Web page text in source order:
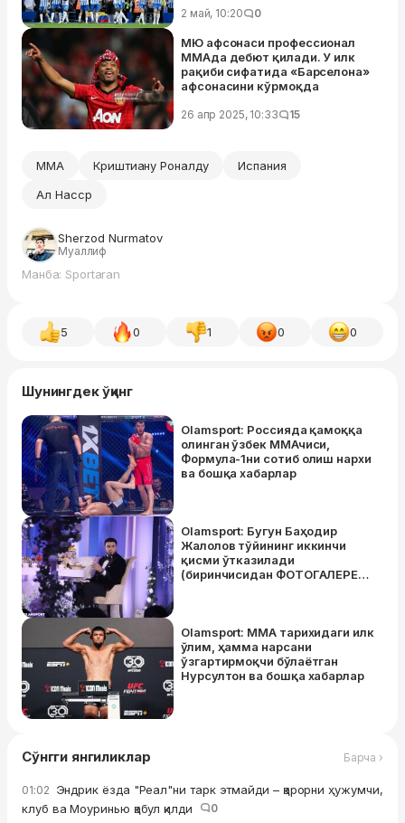
2 май, 10:20 0
МЮ афсонаси профессионал
ММАда дебют қилади. У илк
рақиби сифатида «Барселона»
афсонасини кўрмоқда
26 апр 2025, 10:33 15
MMA Криштиану Роналду
Испания
Ал Насср
Sherzod Nurmatov
Муаллиф
Манба: Sportaran
5 0 1 0 0
Шунингдек ўқинг
Olamsport: Россияда қамоққа
олинган ўзбек ММАчиси,
Формула-1ни сотиб олиш нархи
ва бошқа хабарлар
Olamsport: Бугун Баҳодир
Жалолов тўйининг иккинчи
қисми ўтказилади
(биринчисидан ФОТОГАЛЕРЕЯ).
Olamsport: ММА тарихидаги илк
ўлим, ҳамма нарсани
ўзгартирмоқчи бўлаётган
Нурсултон ва бошқа хабарлар
Сўнгги янгиликлар Барча ›
01:02 Эндрик ёзда "Реал"ни тарк этмайди – қарорни ҳужумчи,
клуб ва Моуринью қабул қилди
0